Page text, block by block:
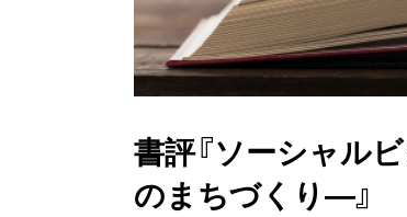
書評『ソーシャル
のまちづくり―』